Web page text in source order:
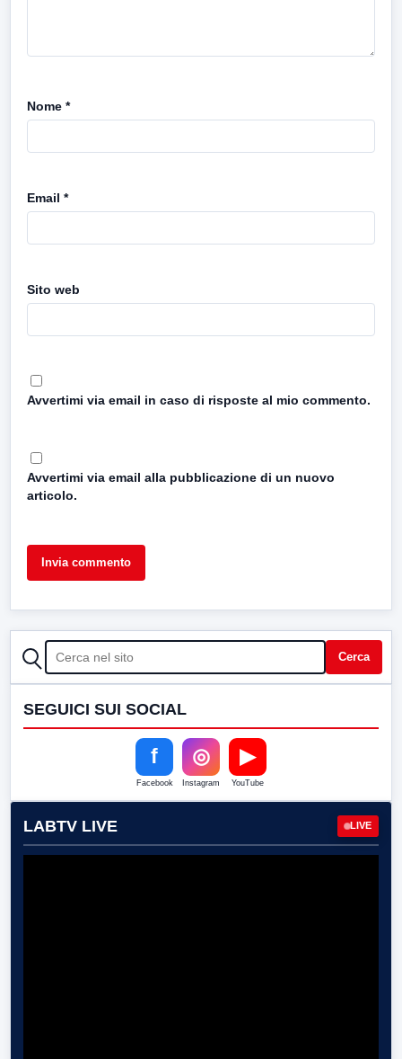
Nome *
Email *
Sito web
Avvertimi via email in caso di risposte al mio commento.
Avvertimi via email alla pubblicazione di un nuovo
articolo.
CERCA Cerca
SEGUICI SUI SOCIAL
f
Facebook
◎
Instagram
▶
YouTube
LABTV LIVE LIVE